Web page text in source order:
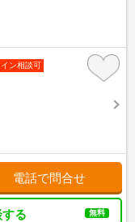
ン相談可
電話で問合せ
る 無料